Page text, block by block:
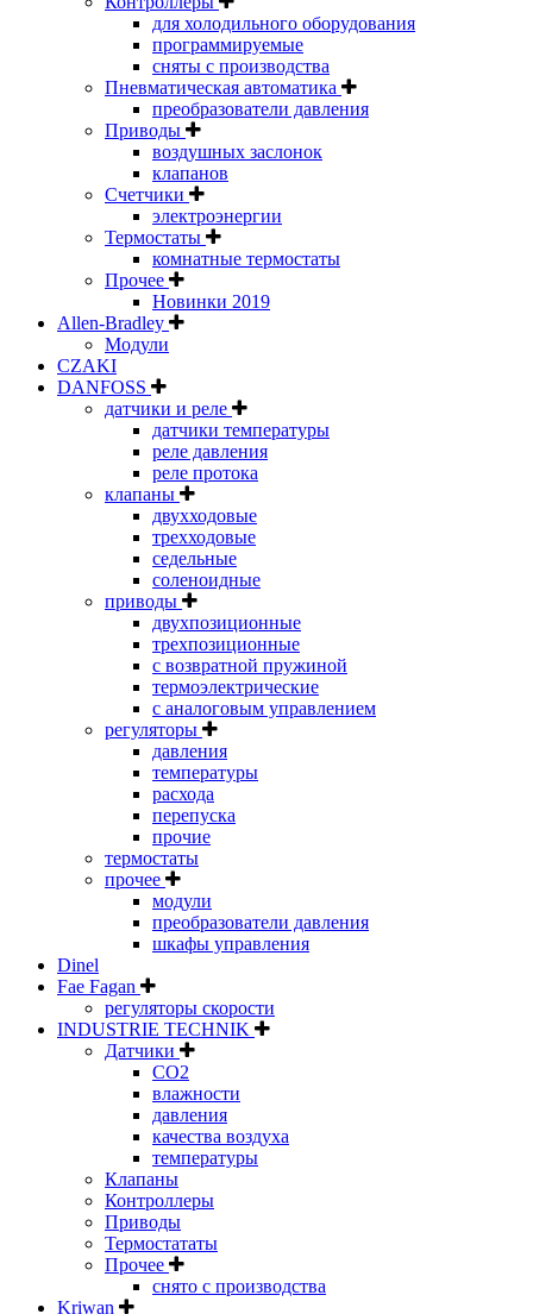
для холодильного оборудования
программируемые
сняты с производства
Пневматическая автоматика
преобразователи давления
Приводы
воздушных заслонок
клапанов
Счетчики
электроэнергии
Термостаты
комнатные термостаты
Прочее
Новинки 2019
Allen-Bradley
Модули
CZAKI
DANFOSS
датчики и реле
датчики температуры
реле давления
реле протока
клапаны
двухходовые
трехходовые
седельные
соленоидные
приводы
двухпозиционные
трехпозиционные
с возвратной пружиной
термоэлектрические
с аналоговым управлением
регуляторы
давления
температуры
расхода
перепуска
прочие
термостаты
прочее
модули
преобразователи давления
шкафы управления
Dinel
Fae Fagan
регуляторы скорости
INDUSTRIE TECHNIK
Датчики
CO2
влажности
давления
качества воздуха
температуры
Клапаны
Контроллеры
Приводы
Термостататы
Прочее
снято с производства
Kriwan